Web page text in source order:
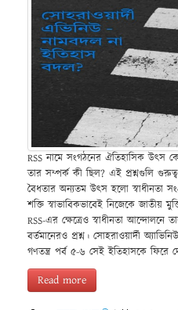
RSS নামে সংগঠনের ঐতিহাসিক উৎস
তার সম্পর্ক কী ছিল? এই প্রশ্নগুলি
বৈধতার অন্যতম উৎস হলো স্বাধীনতা
শক্তি স্বাভাবিকভাবেই নিজেকে জাতীয়
RSS-এর ক্ষেত্রেও স্বাধীনতা আন্দোলনে
বর্তমানেরও প্রশ্ন। সোহরাওয়ার্দী
গণতন্ত্র পর্ব ৫-৬ সেই ইতিহাসকে ফিরে
Read more